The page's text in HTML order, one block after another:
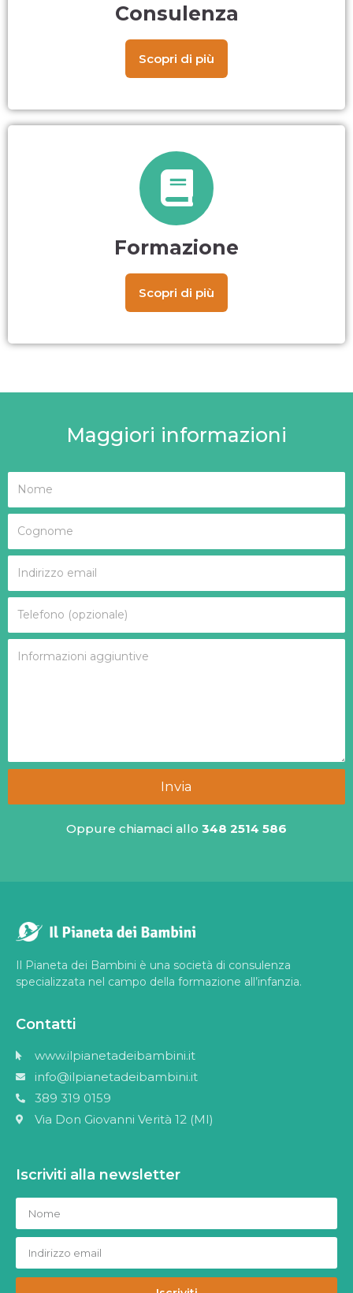
Consulenza
Scopri di più
Formazione
Scopri di più
Maggiori informazioni
Invia
Oppure chiamaci allo 348 2514 586
Il Pianeta dei Bambini è una società di consulenza
specializzata nel campo della formazione all’infanzia.
Contatti
www.ilpianetadeibambini.it
info@ilpianetadeibambini.it
389 319 0159
Via Don Giovanni Verità 12 (MI)
Iscriviti alla newsletter